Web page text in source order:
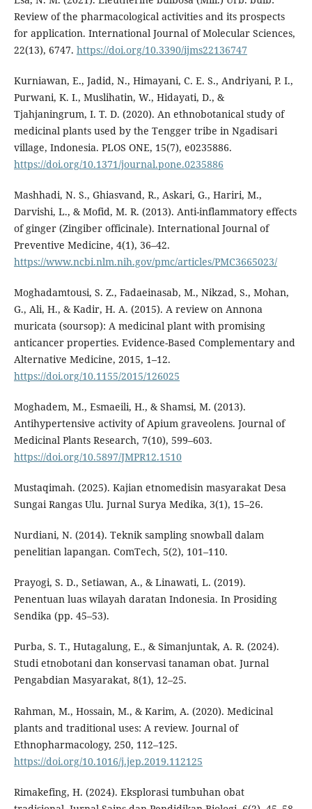
Review of the pharmacological activities and its prospects
for application. International Journal of Molecular Sciences,
22(13), 6747. https://doi.org/10.3390/ijms22136747
Kurniawan, E., Jadid, N., Himayani, C. E. S., Andriyani, P. I.,
Purwani, K. I., Muslihatin, W., Hidayati, D., &
Tjahjaningrum, I. T. D. (2020). An ethnobotanical study of
medicinal plants used by the Tengger tribe in Ngadisari
village, Indonesia. PLOS ONE, 15(7), e0235886.
https://doi.org/10.1371/journal.pone.0235886
Mashhadi, N. S., Ghiasvand, R., Askari, G., Hariri, M.,
Darvishi, L., & Mofid, M. R. (2013). Anti-inflammatory effects
of ginger (Zingiber officinale). International Journal of
Preventive Medicine, 4(1), 36–42.
https://www.ncbi.nlm.nih.gov/pmc/articles/PMC3665023/
Moghadamtousi, S. Z., Fadaeinasab, M., Nikzad, S., Mohan,
G., Ali, H., & Kadir, H. A. (2015). A review on Annona
muricata (soursop): A medicinal plant with promising
anticancer properties. Evidence-Based Complementary and
Alternative Medicine, 2015, 1–12.
https://doi.org/10.1155/2015/126025
Moghadem, M., Esmaeili, H., & Shamsi, M. (2013).
Antihypertensive activity of Apium graveolens. Journal of
Medicinal Plants Research, 7(10), 599–603.
https://doi.org/10.5897/JMPR12.1510
Mustaqimah. (2025). Kajian etnomedisin masyarakat Desa
Sungai Rangas Ulu. Jurnal Surya Medika, 3(1), 15–26.
Nurdiani, N. (2014). Teknik sampling snowball dalam
penelitian lapangan. ComTech, 5(2), 101–110.
Prayogi, S. D., Setiawan, A., & Linawati, L. (2019).
Penentuan luas wilayah daratan Indonesia. In Prosiding
Sendika (pp. 45–53).
Purba, S. T., Hutagalung, E., & Simanjuntak, A. R. (2024).
Studi etnobotani dan konservasi tanaman obat. Jurnal
Pengabdian Masyarakat, 8(1), 12–25.
Rahman, M., Hossain, M., & Karim, A. (2020). Medicinal
plants and traditional uses: A review. Journal of
Ethnopharmacology, 250, 112–125.
https://doi.org/10.1016/j.jep.2019.112125
Rimakefing, H. (2024). Eksplorasi tumbuhan obat